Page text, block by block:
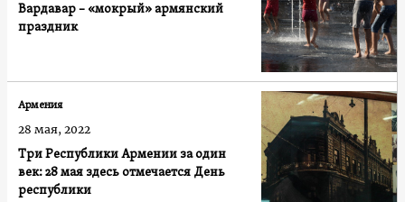
Вардавар – «мокрый» армянский
праздник
Три Республики Армении за один
век: 28 мая здесь отмечается День
республики
Армения
28 мая, 2022